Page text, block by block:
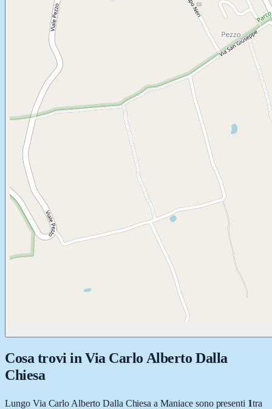
Cosa trovi in Via Carlo Alberto Dalla
Chiesa
Lungo Via Carlo Alberto Dalla Chiesa aManiacesono presenti 1tra